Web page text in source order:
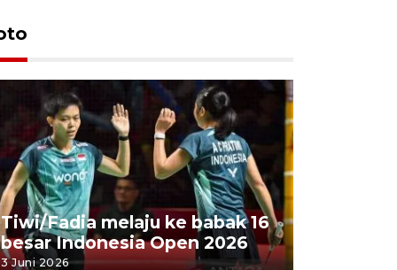
Tiwi/Fadia melaju ke babak 16
besar Indonesia Open 2026
3 Juni 2026